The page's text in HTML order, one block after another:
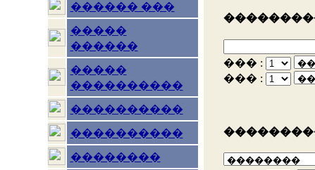
������ ���
�����
������
�����
����������
����������
����������
��������
��� :
��� :